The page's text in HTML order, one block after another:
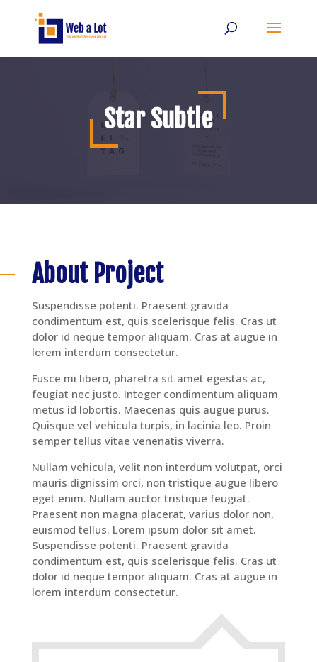
Star Subtle
About Project
Suspendisse potenti. Praesent gravida
condimentum est, quis scelerisque felis. Cras ut
dolor id neque tempor aliquam. Cras at augue in
lorem interdum consectetur.
Fusce mi libero, pharetra sit amet egestas ac,
feugiat nec justo. Integer condimentum aliquam
metus id lobortis. Maecenas quis augue purus.
Quisque vel vehicula turpis, in lacinia leo. Proin
semper tellus vitae venenatis viverra.
Nullam vehicula, velit non interdum volutpat, orci
mauris dignissim orci, non tristique augue libero
eget enim. Nullam auctor tristique feugiat.
Praesent non magna placerat, varius dolor non,
euismod tellus. Lorem ipsum dolor sit amet.
Suspendisse potenti. Praesent gravida
condimentum est, quis scelerisque felis. Cras ut
dolor id neque tempor aliquam. Cras at augue in
lorem interdum consectetur.